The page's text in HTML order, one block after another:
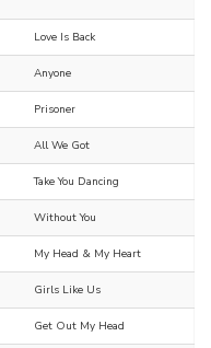
Love Is Back
Anyone
Prisoner
All We Got
Take You Dancing
Without You
My Head & My Heart
Girls Like Us
Get Out My Head